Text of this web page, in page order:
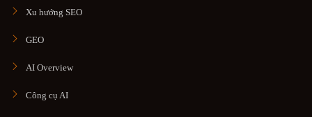
Xu hướng SEO
GEO
AI Overview
Công cụ AI